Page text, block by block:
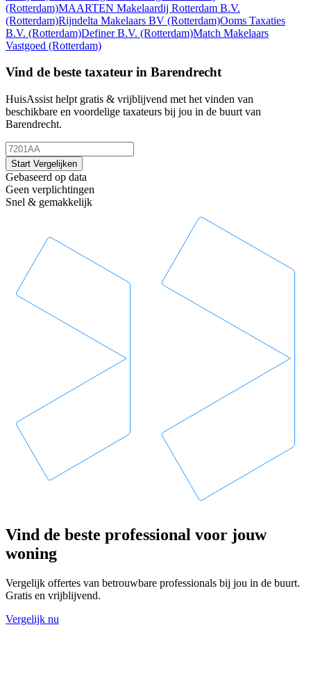
(Rotterdam)MAARTEN Makelaardij Rotterdam B.V.
(Rotterdam)Rijndelta Makelaars BV (Rotterdam)Ooms Taxaties
B.V. (Rotterdam)Definer B.V. (Rotterdam)Match Makelaars
Vastgoed (Rotterdam)
Vind de beste taxateur in Barendrecht
HuisAssist helpt gratis & vrijblijvend met het vinden van
beschikbare en voordelige taxateurs bij jou in de buurt van
Barendrecht.
Start Vergelijken
Gebaseerd op data
Geen verplichtingen
Snel & gemakkelijk
Vind de beste professional voor jouw
woning
Vergelijk offertes van betrouwbare professionals bij jou in de buurt.
Gratis en vrijblijvend.
Vergelijk nu